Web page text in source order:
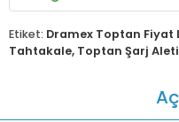
Etiket: Dramex Toptan Fiyat
Tahtakale, Toptan Şarj